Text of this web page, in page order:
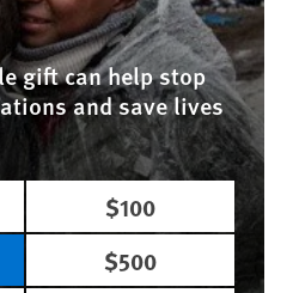
gift can help stop
and save lives
$100
$500